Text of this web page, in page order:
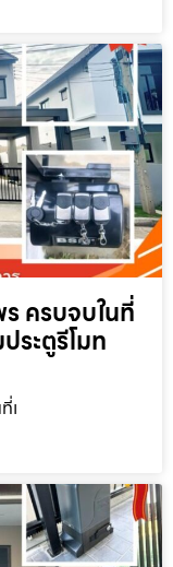
ครบจบในที่
ระตูรีโมท
เ